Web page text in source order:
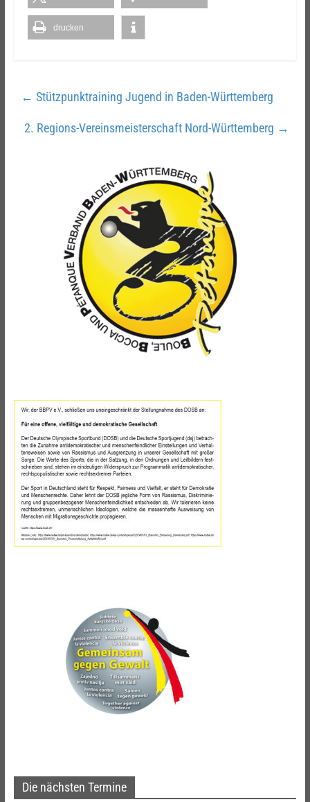
drucken
← Stützpunktraining Jugend in Baden-Württemberg
2. Regions-Vereinsmeisterschaft Nord-Württemberg →
Die nächsten Termine